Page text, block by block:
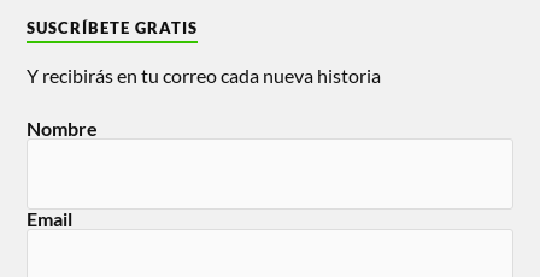
SUSCRÍBETE GRATIS
Y recibirás en tu correo cada nueva historia
Nombre
Email